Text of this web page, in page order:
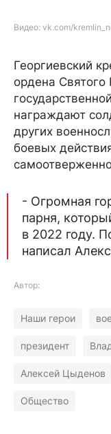
Видео: vk.com/
Георгиевский
ордена Святого
награждают
других
боевых
- Огромная
парня,
в 2022 году.
написал
Автор:
Наши герои
президент
Алексей Цыденов
Общество